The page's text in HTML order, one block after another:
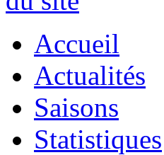
Accueil
Actualités
Saisons
Statistiques